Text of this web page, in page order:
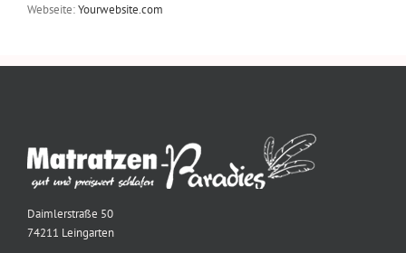
Webseite:Yourwebsite.com
Daimlerstraße 50
74211 Leingarten